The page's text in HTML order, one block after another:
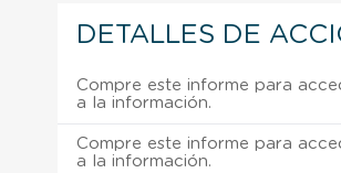
DETALLES DE
Compre este informe para
a la información.
Compre este informe para
a la información.